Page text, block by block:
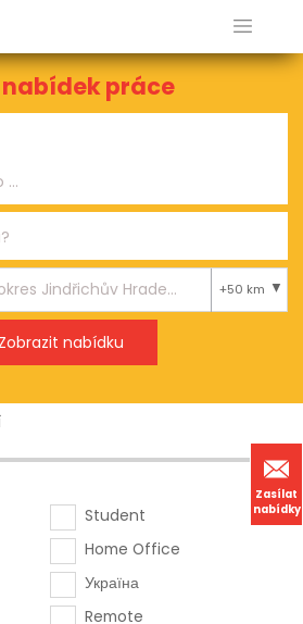
Zasílat
nabídky
nabídek práce
+50 km
Student
Home Office
Україна
Remote